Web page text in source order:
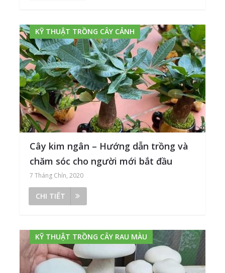
KỸ THUẬT TRỒNG CÂY CẢNH
Cây kim ngân – Hướng dẫn trồng và
chăm sóc cho người mới bắt đầu
7 Tháng Chín, 2020
CHI TIẾT
KỸ THUẬT TRỒNG CÂY RAU MÀU